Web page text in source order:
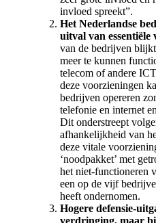
invloed spreekt”.
Het Nederlandse
uitval van essentiële
van de bedrijven
meer te kunnen
telecom of andere
deze voorzieningen
bedrijven opereren
telefonie en internet
Dit onderstreept
afhankelijkheid van
deze vitale
‘noodpakket’ met
het niet-functioneren
een op de vijf
heeft ondernomen.
Hogere defensie-